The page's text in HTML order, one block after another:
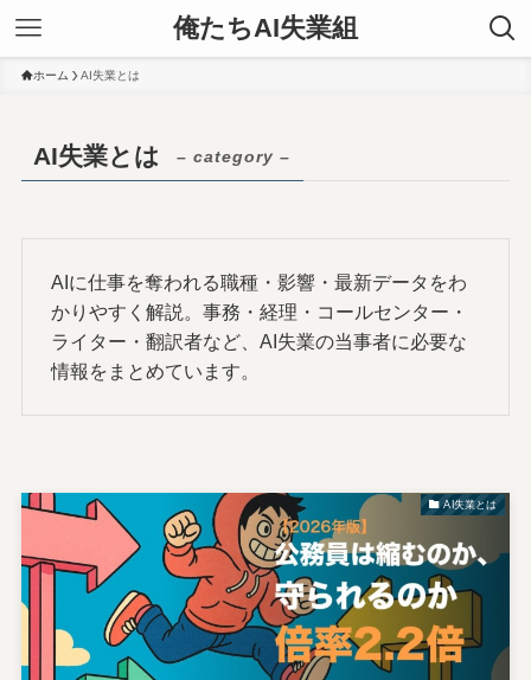
俺たちAI失業組
ホーム AI失業とは
AI失業とは – category –
AIに仕事を奪われる職種・影響・最新データをわ
かりやすく解説。事務・経理・コールセンター・
ライター・翻訳者など、AI失業の当事者に必要な
情報をまとめています。
AI失業とは